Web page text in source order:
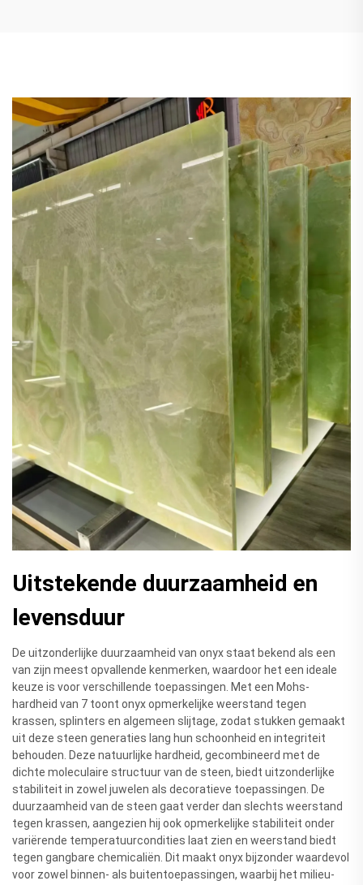
Uitstekende duurzaamheid en
levensduur
De uitzonderlijke duurzaamheid van onyx staat bekend als een
van zijn meest opvallende kenmerken, waardoor het een ideale
keuze is voor verschillende toepassingen. Met een Mohs-
hardheid van 7 toont onyx opmerkelijke weerstand tegen
krassen, splinters en algemeen slijtage, zodat stukken gemaakt
uit deze steen generaties lang hun schoonheid en integriteit
behouden. Deze natuurlijke hardheid, gecombineerd met de
dichte moleculaire structuur van de steen, biedt uitzonderlijke
stabiliteit in zowel juwelen als decoratieve toepassingen. De
duurzaamheid van de steen gaat verder dan slechts weerstand
tegen krassen, aangezien hij ook opmerkelijke stabiliteit onder
variërende temperatuurcondities laat zien en weerstand biedt
tegen gangbare chemicaliën. Dit maakt onyx bijzonder waardevol
voor zowel binnen- als buitentoepassingen, waarbij het milieu-